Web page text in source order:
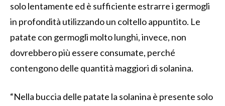
solo lentamente ed è sufficiente estrarre i germogli
in profondità utilizzando un coltello appuntito. Le
patate con germogli molto lunghi, invece, non
dovrebbero più essere consumate, perché
contengono delle quantità maggiori di solanina.
“Nella buccia delle patate la solanina è presente solo